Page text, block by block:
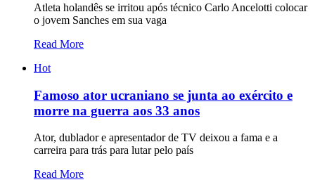
Atleta holandês se irritou após técnico Carlo Ancelotti colocar
o jovem Sanches em sua vaga
Read More
Hot
Famoso ator ucraniano se junta ao exército e
morre na guerra aos 33 anos
Ator, dublador e apresentador de TV deixou a fama e a
carreira para trás para lutar pelo país
Read More